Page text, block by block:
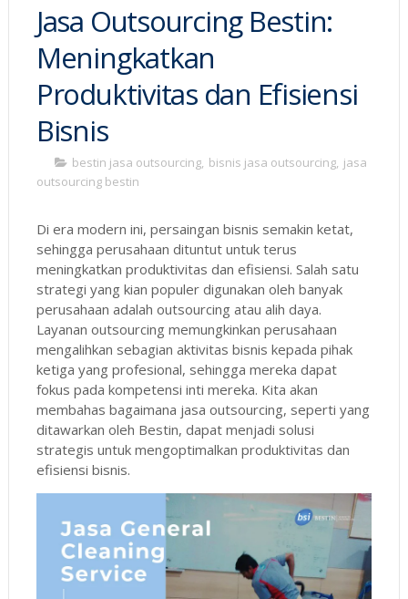
Jasa Outsourcing Bestin:
Meningkatkan
Produktivitas dan Efisiensi
Bisnis
bestin jasa outsourcing, bisnis jasa outsourcing, jasa
outsourcing bestin
Di era modern ini, persaingan bisnis semakin ketat,
sehingga perusahaan dituntut untuk terus
meningkatkan produktivitas dan efisiensi. Salah satu
strategi yang kian populer digunakan oleh banyak
perusahaan adalah outsourcing atau alih daya.
Layanan outsourcing memungkinkan perusahaan
mengalihkan sebagian aktivitas bisnis kepada pihak
ketiga yang profesional, sehingga mereka dapat
fokus pada kompetensi inti mereka. Kita akan
membahas bagaimana jasa outsourcing, seperti yang
ditawarkan oleh Bestin, dapat menjadi solusi
strategis untuk mengoptimalkan produktivitas dan
efisiensi bisnis.